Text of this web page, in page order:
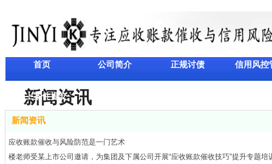
首页 公司简介 正规讨债 信用风控
线上案件提交
新闻资讯
应收账款催收与风险防范是一门艺术
楼老师受某上市公司邀请，为集团及下属公司开展“应收账款催收技巧”提升专题培
新闻资讯